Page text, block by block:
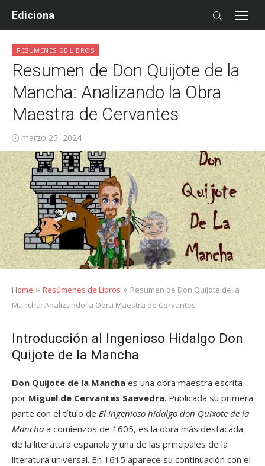
Ediciona
RESÚMENES DE LIBROS
Resumen de Don Quijote de la
Mancha: Analizando la Obra
Maestra de Cervantes
Posted
on
marzo 25, 2024
Home » Resúmenes de Libros » Resumen de Don Quijote de la
Mancha: Analizando la Obra Maestra de Cervantes
Introducción al Ingenioso Hidalgo Don
Quijote de la Mancha
Don Quijote de la Mancha es una obra maestra escrita
por Miguel de Cervantes Saavedra. Publicada su primera
parte con el título de El ingenioso hidalgo don Quixote de la
Mancha a comienzos de 1605, es la obra más destacada
de la literatura española y una de las principales de la
literatura universal. En 1615 aparece su continuación con el